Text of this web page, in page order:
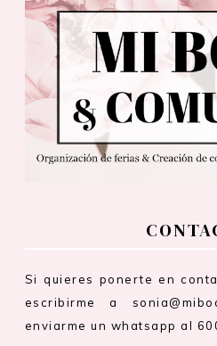
Si quieres ponerte en
escribirme a
enviarme un whatsapp al